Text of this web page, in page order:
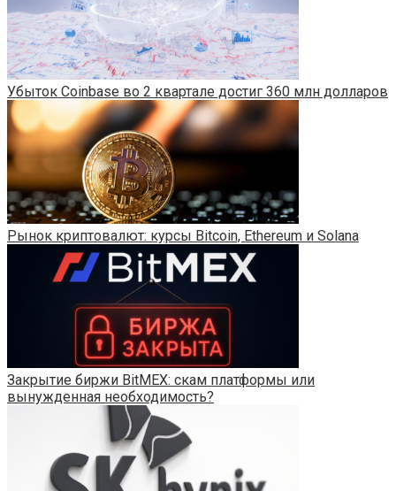
Убыток Coinbase во 2 квартале достиг 360 млн долларов
Рынок криптовалют: курсы Bitcoin, Ethereum и Solana
Закрытие биржи BitMEX: скам платформы или
вынужденная необходимость?